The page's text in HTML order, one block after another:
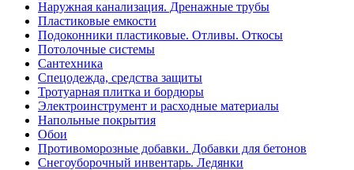
Наружная канализация. Дренажные трубы
Пластиковые емкости
Подоконники пластиковые. Отливы. Откосы
Потолочные системы
Сантехника
Спецодежда, средства защиты
Тротуарная плитка и бордюры
Электроинструмент и расходные материалы
Напольные покрытия
Обои
Противоморозные добавки. Добавки для бетонов
Снегоуборочный инвентарь. Ледянки